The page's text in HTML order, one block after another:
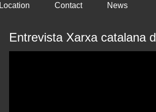
Location Contact News
Entrevista Xarxa catalana